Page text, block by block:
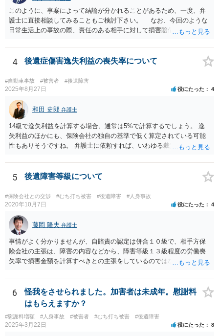
このように、事案によって結論が分かれることがあるため、一度、弁
護士に直接相談してみることもご検討下さい。 なお、今回のような
日常生活上の事故の際、責任のある相手に対して損害賠償請求する際
す（ご自宅の火災保険や自動車の任意保険等を確認してみて下さい。
加入したつもりがなくても、確認してみたら付いていたということが
4 後遺症傷害逸失利益の喪失率について
#自動車事故 #被害者 #後遺障害
2025年8月27日 役にたった 4
和田 史郎 弁護士
14級で逸失利益を計算する場合、通常は5%で計算するでしょう。 逸
失利益のほかにも、保険会社の独自の基準で低く算定されている可能
性もありそうですね。 弁護士に依頼すれば、いわゆる裁判基準程度の
5 後遺障害等級について
#保険会社との交渉 #むち打ち被害 #後遺障害 #人身事故
2020年10月7日 役にたった 4
藤岡 隆夫 弁護士
事情がよく分かりませんが、自賠責の認定は併合１０級で、相手方保
険会社の主張は、障害の内容などから、障害等級１３級程度の労働喪
失率で損害金額を計算すべきとの主張をしているのではないでしょう
ので、弁護士を交代しても状況は変わらないでしょう。今の弁護士と
十分に打ち合わせをすることが重要だと思います。
6
怪我をさせられました。加害者は未成年。慰謝料
はもらえますか？
#慰謝料増額 #人身事故 #被害者 #むち打ち被害 #後遺障害
2025年3月22日 役にたった 8